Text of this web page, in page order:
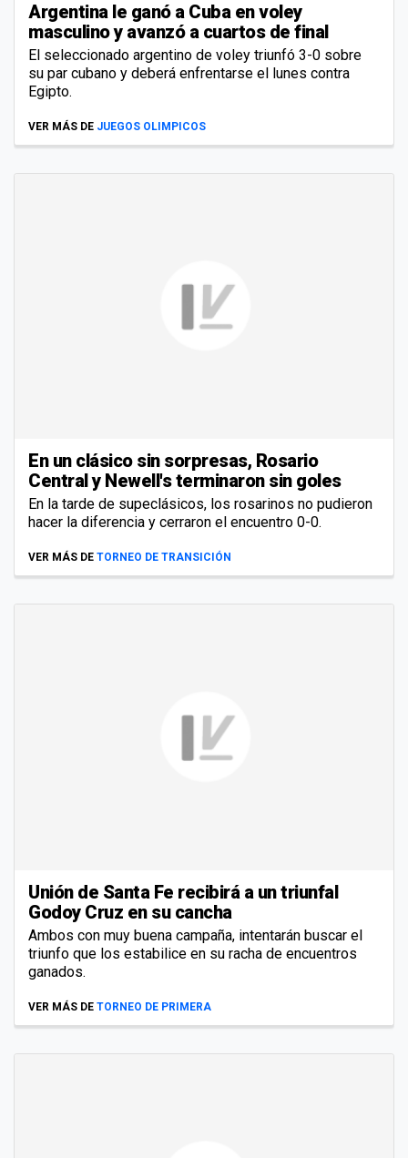
Argentina le ganó a Cuba en voley
masculino y avanzó a cuartos de final
El seleccionado argentino de voley triunfó 3-0 sobre
su par cubano y deberá enfrentarse el lunes contra
Egipto.
VER MÁS DE JUEGOS OLIMPICOS
En un clásico sin sorpresas, Rosario
Central y Newell's terminaron sin goles
En la tarde de supeclásicos, los rosarinos no pudieron
hacer la diferencia y cerraron el encuentro 0-0.
VER MÁS DE TORNEO DE TRANSICIÓN
Unión de Santa Fe recibirá a un triunfal
Godoy Cruz en su cancha
Ambos con muy buena campaña, intentarán buscar el
triunfo que los estabilice en su racha de encuentros
ganados.
VER MÁS DE TORNEO DE PRIMERA